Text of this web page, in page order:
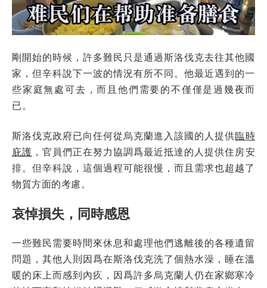
剛開始的時候，許多難民只是通過斯洛伐克去往其他國
家，但辛科說下一波的情況有所不同。他最近遇到的一
些家庭無處可去，而且他們需要的不僅僅是過幾夜而
已。
斯洛伐克政府已向任何從烏克蘭進入該國的人提供臨時
庇護 ，官員們正在努力協調爲最近抵達的人提供住房安
排。但辛科說，這個過程可能很慢，而且需求也超越了
物質方面的考慮。
哀悼損失，同時感恩
一些難民需要時間來休息和處理他們逃離後的各種遺留
問題，其他人則因爲在斯洛伐克洗了個熱水澡，睡在溫
暖的床上而感到內疚，因爲許多烏克蘭人仍在家鄉寒冷